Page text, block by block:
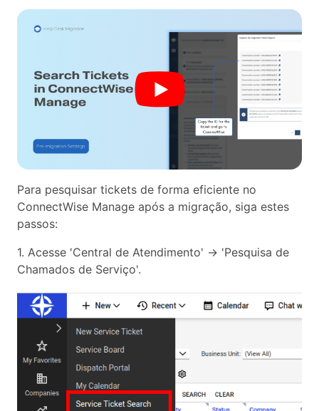
Para pesquisar tickets de forma eficiente no
ConnectWise Manage após a migração, siga estes
passos:
1. Acesse 'Central de Atendimento' → 'Pesquisa de
Chamados de Serviço'.